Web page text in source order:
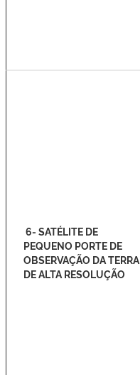
6- SATÉLITE DE
PEQUENO PORTE DE
OBSERVAÇÃO DA TERRA
DE ALTA RESOLUÇÃO